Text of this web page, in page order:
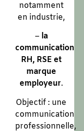
notamment
en industrie,
– la
communication
RH, RSE et
marque
employeur.
Objectif : une
communication
professionnelle,